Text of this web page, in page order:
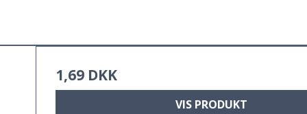
1,69 DKK
VIS PRODUKT